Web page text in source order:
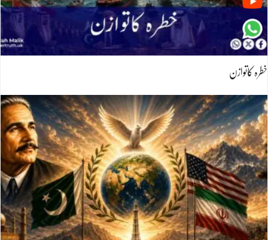
خطرہ کاتوازن